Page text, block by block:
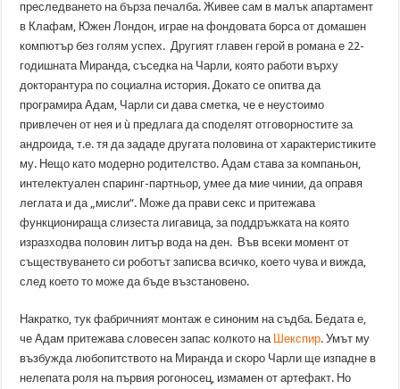
преследването на бърза печалба. Живее сам в малък апартамент
в Клафам, Южен Лондон, играе на фондовата борса от домашен
компютър без голям успех. Другият главен герой в романа е 22-
годишната Миранда, съседка на Чарли, която работи върху
докторантура по социална история. Докато се опитва да
програмира Адам, Чарли си дава сметка, че е неустоимо
привлечен от нея и ù предлага да споделят отговорностите за
андроида, т.е. тя да зададе другата половина от характеристиките
му. Нещо като модерно родителство. Адам става за компаньон,
интелектуален спаринг-партньор, умее да мие чинии, да оправя
леглата и да „мисли“. Може да прави секс и притежава
функционираща слизеста лигавица, за поддръжката на която
изразходва половин литър вода на ден. Във всеки момент от
съществуването си роботът записва всичко, което чува и вижда,
след което то може да бъде възстановено.
Накратко, тук фабричният монтаж е синоним на съдба. Бедата е,
че Адам притежава словесен запас колкото на Шекспир. Умът му
възбужда любопитството на Миранда и скоро Чарли ще изпадне в
нелепата роля на първия рогоносец, измамен от артефакт. Но